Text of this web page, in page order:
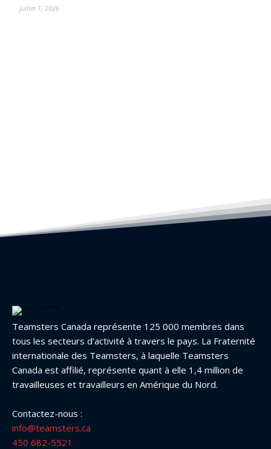
juillet 1, 2026
Teamsters Canada représente 125 000 membres dans
tous les secteurs d’activité à travers le pays. La Fraternité
internationale des Teamsters, à laquelle Teamsters
Canada est affilié, représente quant à elle 1,4 million de
travailleuses et travailleurs en Amérique du Nord.
Contactez-nous :
info@teamsters.ca
450 682-5521